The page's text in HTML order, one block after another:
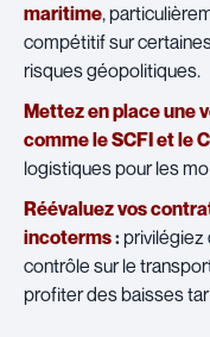
maritime,
compétitif sur
risques géopolitiques.
Mettez en place une
comme le SCFI et le
logistiques pour les
Réévaluez vos
incoterms:privilégiez
contrôle sur le
profiter des baisses